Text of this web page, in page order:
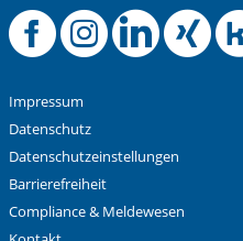
Impressum
Datenschutz
Datenschutzeinstellungen
Barrierefreiheit
Compliance & Meldewesen